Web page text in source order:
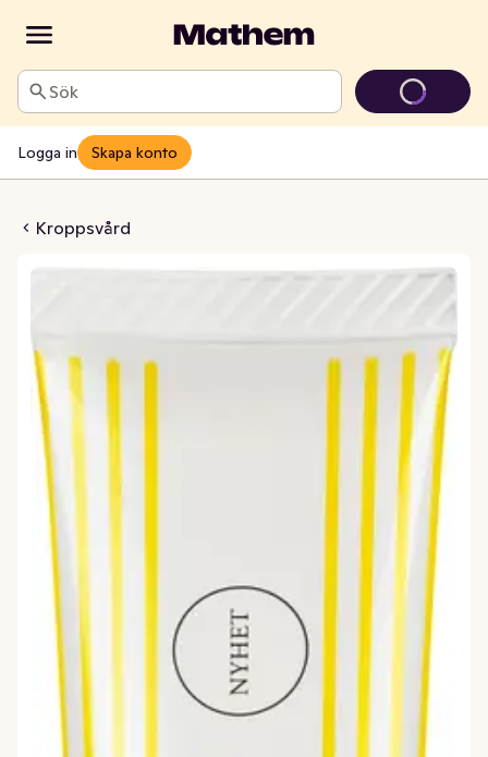
Sök
Logga in Skapa konto
Kroppsvård
Parfymfri